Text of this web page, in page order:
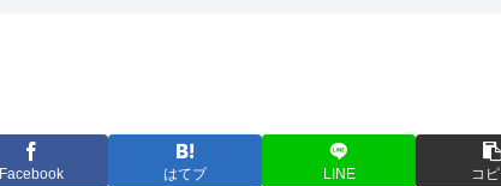
Facebook はてブ LINE コ